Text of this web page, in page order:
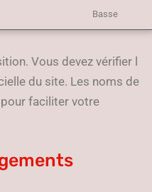
Basse
Vous devez vérifier l
du site. Les noms de
faciliter votre